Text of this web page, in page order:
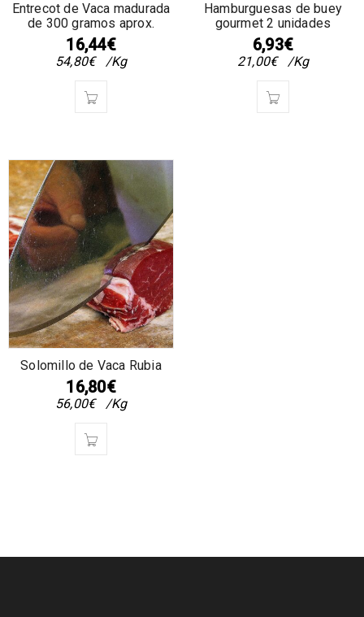
Entrecot de Vaca madurada
de 300 gramos aprox.
16,44€
54,80€ /Kg
Hamburguesas de buey
gourmet 2 unidades
6,93€
21,00€ /Kg
Solomillo de Vaca Rubia
16,80€
56,00€ /Kg